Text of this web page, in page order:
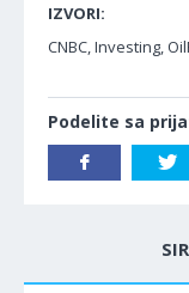
IZVORI:
CNBC, Investing,
Podelite sa